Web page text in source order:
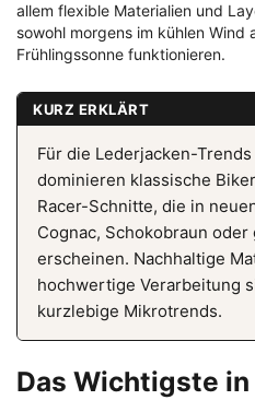
allem flexible Materialien und
sowohl morgens im kühlen Wind
Frühlingssonne funktionieren.
KURZ ERKLÄRT
Für die Lederjacken-
dominieren klassische
Racer-Schnitte, die in
Cognac, Schokobraun
erscheinen. Nachhaltige
hochwertige Verarbeitung
kurzlebige Mikrotrends.
Das Wichtigste in